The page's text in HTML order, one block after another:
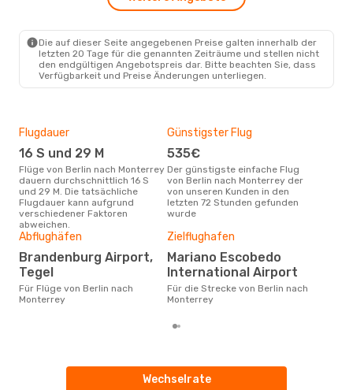
Die auf dieser Seite angegebenen Preise galten innerhalb der
letzten 20 Tage für die genannten Zeiträume und stellen nicht
den endgültigen Angebotspreis dar. Bitte beachten Sie, dass
Verfügbarkeit und Preise Änderungen unterliegen.
Flugdauer
16 S und 29 M
Flüge von Berlin nach Monterrey
dauern durchschnittlich 16 S
und 29 M. Die tatsächliche
Flugdauer kann aufgrund
verschiedener Faktoren
abweichen.
Günstigster Flug
535€
Der günstigste einfache Flug
von Berlin nach Monterrey der
von unseren Kunden in den
letzten 72 Stunden gefunden
wurde
Abflughäfen
Brandenburg Airport,
Tegel
Für Flüge von Berlin nach
Monterrey
Zielflughafen
Mariano Escobedo
International Airport
Für die Strecke von Berlin nach
Monterrey
Wechselrate